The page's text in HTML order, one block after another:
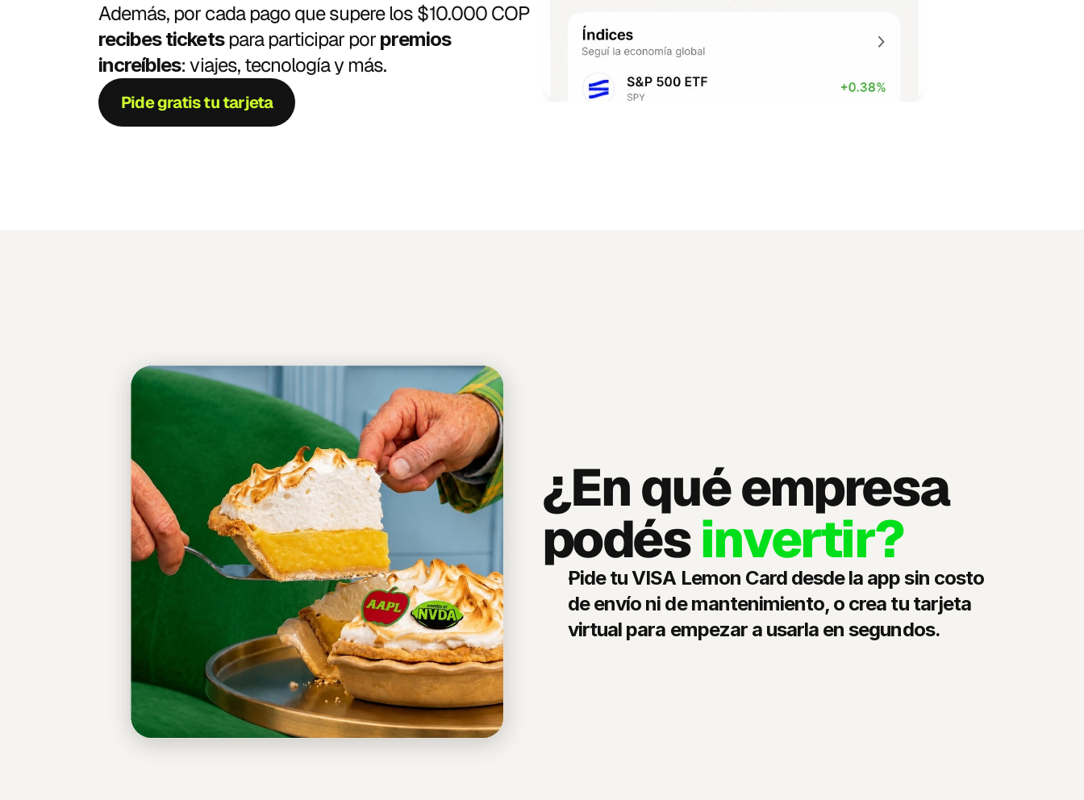
Además, por cada pago que supere los $10.000 COP
recibes tickets para participar por premios
increíbles: viajes, tecnología y más.
Pide gratis tu tarjeta
¿En qué empresa
podés invertir?
Pide tu VISA Lemon Card desde la app sin costo
de envío ni de mantenimiento, o crea tu tarjeta
virtual para empezar a usarla en segundos.